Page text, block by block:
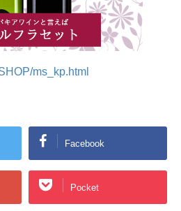
ms_kp.html
Facebook
Pocket